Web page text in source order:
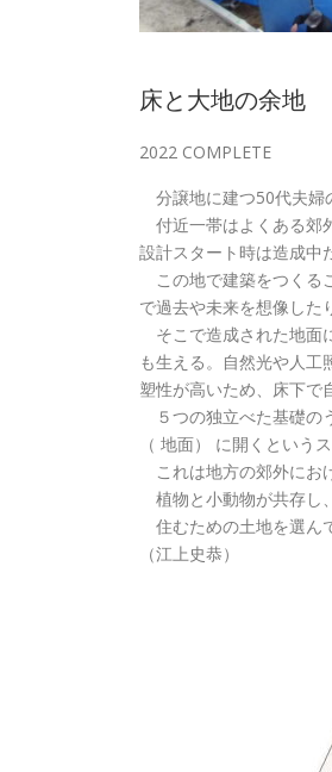
床と大地の余地
2022 COMPLETE
分譲地に建つ50代夫婦
付近一帯はよくある郊
設計スタート時は造成中
この地で建築をつくる
で過去や未来を想像した
そこで造成された地面
も生える。自然光や人
塑性が高いため、床下で
５つの独立べた基礎の
（ 地面） に開くという
これは地方の郊外にお
植物と小動物が共存し
住むための土地を選ん
（江上史恭）